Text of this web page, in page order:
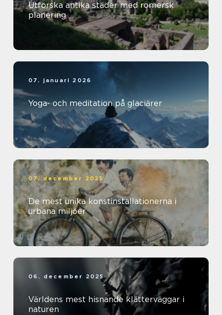
Utforska antika städer med romersk
planering
07. januari 2026
Yoga- och meditation på glaciärer
07. december 2025
De mest unika konstinstallationerna i
urbana miljöer
06. december 2025
Världens mest hisnande klätterväggar i
naturen